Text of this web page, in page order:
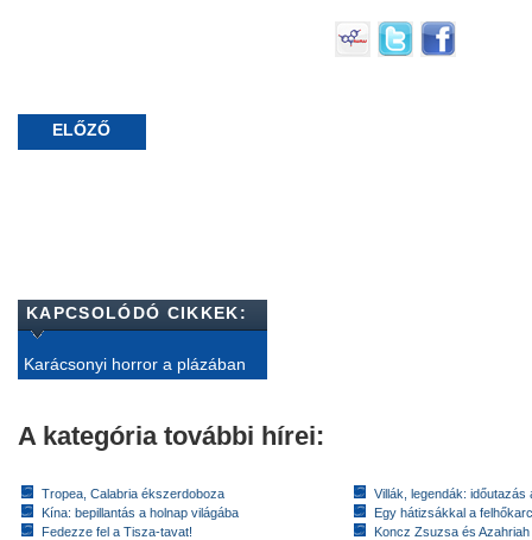
ELŐZŐ
KAPCSOLÓDÓ CIKKEK:
Karácsonyi horror a plázában
A kategória további hírei:
Tropea, Calabria ékszerdoboza
Kína: bepillantás a holnap világába
Fedezze fel a Tisza-tavat!
Villák, legendák: időutazás
Egy hátizsákkal a
Koncz Zsuzsa és